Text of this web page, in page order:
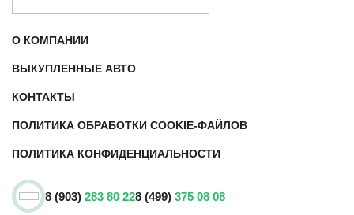
О КОМПАНИИ
ВЫКУПЛЕННЫЕ АВТО
КОНТАКТЫ
ПОЛИТИКА ОБРАБОТКИ COOKIE-ФАЙЛОВ
ПОЛИТИКА КОНФИДЕНЦИАЛЬНОСТИ
8 (903) 283 80 228 (499) 375 08 08